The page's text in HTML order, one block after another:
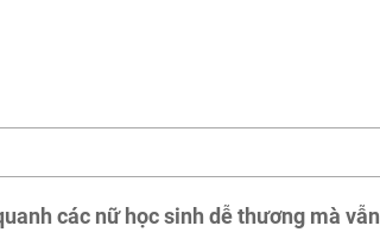
các nữ học sinh dễ thương mà vẫn